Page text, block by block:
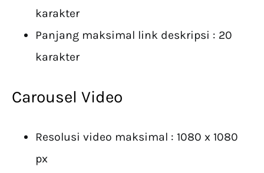
karakter
Panjang maksimal link deskripsi : 20
karakter
Carousel Video
Resolusi video maksimal : 1080 x 1080
px